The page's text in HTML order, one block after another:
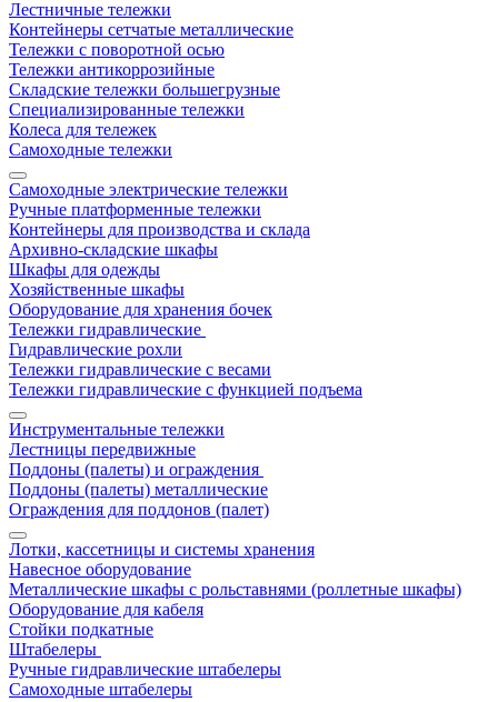
Лестничные тележки
Контейнеры сетчатые металлические
Тележки с поворотной осью
Тележки антикоррозийные
Складские тележки большегрузные
Специализированные тележки
Колеса для тележек
Самоходные тележки
Самоходные электрические тележки
Ручные платформенные тележки
Контейнеры для производства и склада
Архивно-складские шкафы
Шкафы для одежды
Хозяйственные шкафы
Оборудование для хранения бочек
Тележки гидравлические
Гидравлические рохли
Тележки гидравлические с весами
Тележки гидравлические с функцией подъема
Инструментальные тележки
Лестницы передвижные
Поддоны (палеты) и ограждения
Поддоны (палеты) металлические
Ограждения для поддонов (палет)
Лотки, кассетницы и системы хранения
Навесное оборудование
Металлические шкафы с рольставнями (роллетные шкафы)
Оборудование для кабеля
Стойки подкатные
Штабелеры
Ручные гидравлические штабелеры
Самоходные штабелеры